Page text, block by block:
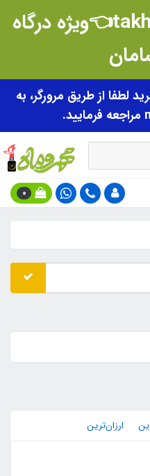
کد تخفیف takhfif0505👈ویژه درگاه
لطفا از طریق مرورگر، به
0
ارزان‌ترین